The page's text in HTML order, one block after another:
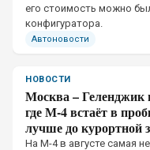
его стоимость можно
конфигуратора.
Автоновости
НОВОСТИ
Москва – Геленджик
где М-4 встаёт в
лучше до курортной
На М-4 в августе самая